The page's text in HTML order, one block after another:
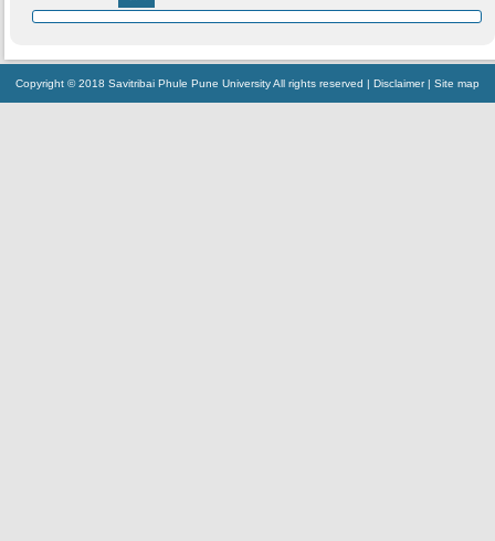
Copyright © 2018 Savitribai Phule Pune University All rights reserved | Disclaimer| Site map